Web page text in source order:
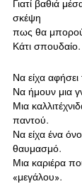
Γιατί βαθιά
σκέψη
πως θα
Κάτι σπουδαίο.
Να είχα
Να ήμουν μια
Μια
παντού.
Να είχα ένα
θαυμασμό.
Μια καριέρα
«μεγάλου».